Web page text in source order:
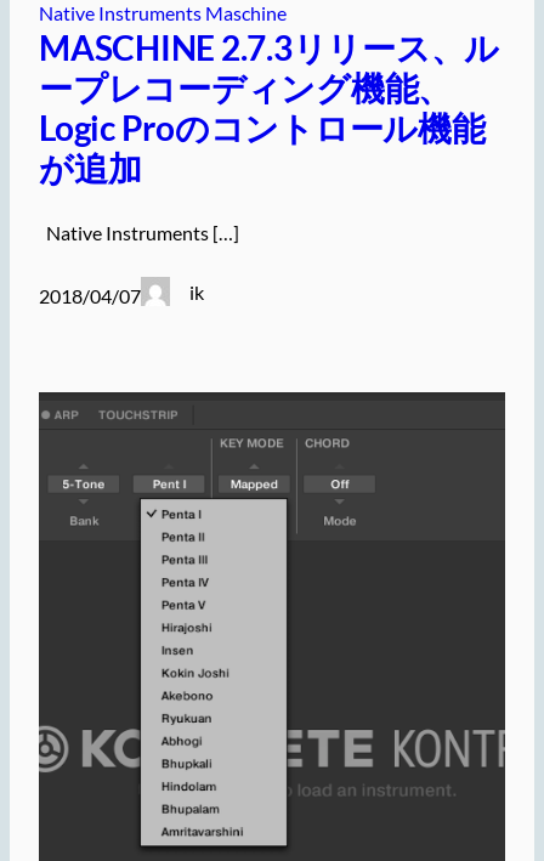
Native Instruments Maschine
MASCHINE 2.7.3リリース、ル
ープレコーディング機能、
Logic Proのコントロール機能
が追加
Native Instruments […]
2018/04/07 ik